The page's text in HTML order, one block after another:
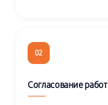
02
Согласование работ